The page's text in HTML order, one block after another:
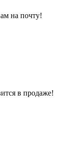
на почту!
в продаже!